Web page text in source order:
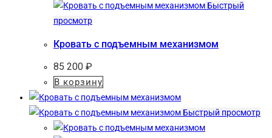
Быстрый
просмотр
Кровать с подъемным механизмом
85 200 ₽
В корзину
Быстрый просмотр